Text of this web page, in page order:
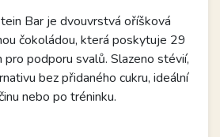
Bar je dvouvrstvá oříšková
čokoládou, která poskytuje 29
podporu svalů. Slazeno stévií,
bez přidaného cukru, ideální
nebo po tréninku.